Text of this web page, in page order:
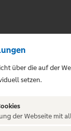
über die auf der
setzen.
der Webseite mit